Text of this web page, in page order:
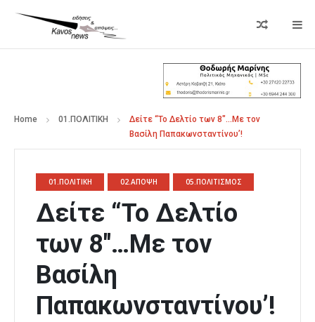
Home 01.ΠΟΛΙΤΙΚΗ
Δείτε “Το Δελτίο των 8″…Με τον
Βασίλη Παπακωνσταντίνου’!
01.ΠΟΛΙΤΙΚΗ 02.ΑΠΟΨΗ 05.ΠΟΛΙΤΙΣΜΟΣ
Δείτε “Το Δελτίο
των 8″…Με τον
Βασίλη
Παπακωνσταντίνου’!